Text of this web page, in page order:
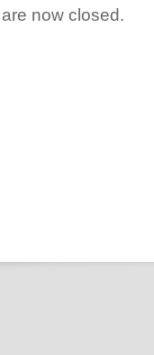
are now closed.